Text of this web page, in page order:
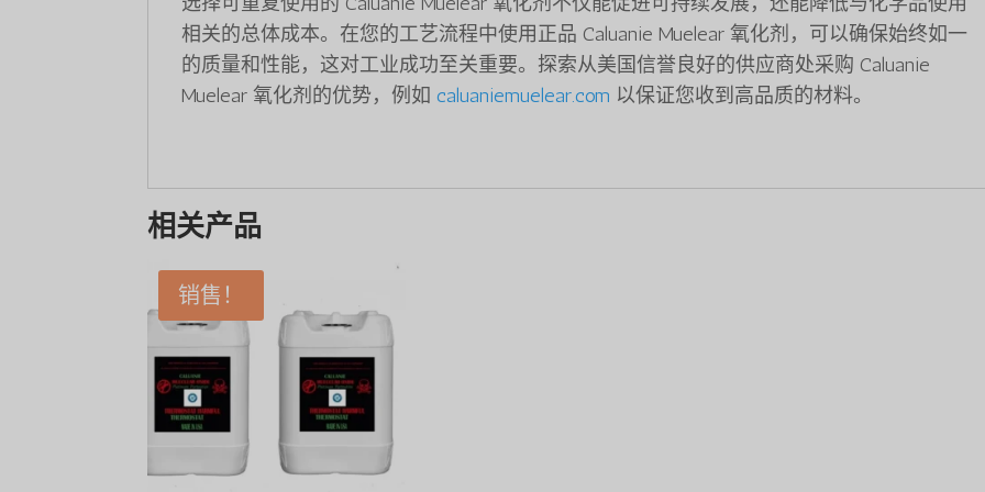
相关的总体成本。在您的工艺流程中使用正品 Caluanie Muelear 氧化剂，可以确保始终如一
的质量和性能，这对工业成功至关重要。探索从美国信誉良好的供应商处采购 Caluanie
Muelear 氧化剂的优势，例如caluaniemuelear.com 以保证您收到高品质的材料。
相关产品
销售！